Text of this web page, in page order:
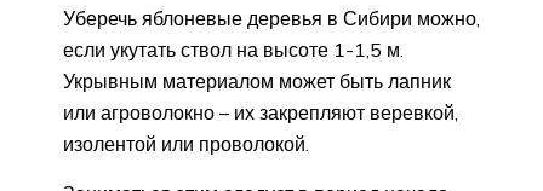
Уберечь яблоневые деревья в Сибири можно,
если укутать ствол на высоте 1-1,5 м.
Укрывным материалом может быть лапник
или агроволокно – их закрепляют веревкой,
изолентой или проволокой.